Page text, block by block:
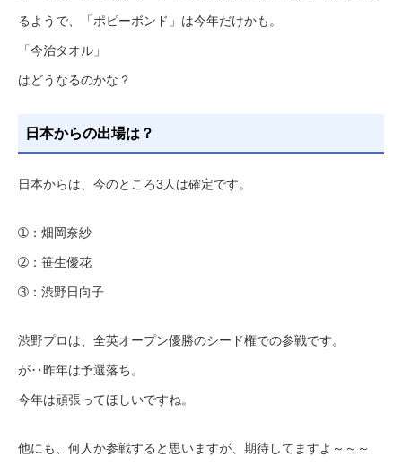
るようで、「ポピーボンド」は今年だけかも。
「今治タオル」
はどうなるのかな？
日本からの出場は？
日本からは、今のところ3人は確定です。
➀：畑岡奈紗
➁：笹生優花
➂：渋野日向子
渋野プロは、全英オープン優勝のシード権での参戦です。
が‥昨年は予選落ち。
今年は頑張ってほしいですね。
他にも、何人か参戦すると思いますが、期待してますよ～～～